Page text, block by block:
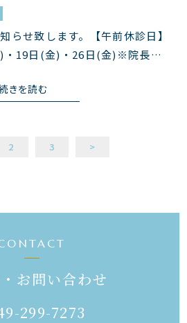
らせ致します。【午前休診日】
・19日(金)・26日(金)※院長が
きを読む
2 3 >
お問い合わせ
299-7273